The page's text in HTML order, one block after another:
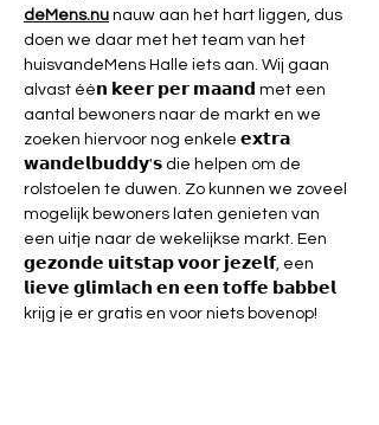
deMens.nu nauw aan het hart liggen, dus
doen we daar met het team van het
huisvandeMens Halle iets aan. Wij gaan
alvast éé𝗻 𝗸𝗲𝗲𝗿 𝗽𝗲𝗿 𝗺𝗮𝗮𝗻𝗱 met een
aantal bewoners naar de markt en we
zoeken hiervoor nog enkele 𝗲𝘅𝘁𝗿𝗮
𝘄𝗮𝗻𝗱𝗲𝗹𝗯𝘂𝗱𝗱𝘆'𝘀 die helpen om de
rolstoelen te duwen. Zo kunnen we zoveel
mogelijk bewoners laten genieten van
een uitje naar de wekelijkse markt. Een
𝗴𝗲𝘇𝗼𝗻𝗱𝗲 𝘂𝗶𝘁𝘀𝘁𝗮𝗽 𝘃𝗼𝗼𝗿 𝗷𝗲𝘇𝗲𝗹𝗳, een
𝗹𝗶𝗲𝘃𝗲 𝗴𝗹𝗶𝗺𝗹𝗮𝗰𝗵 𝗲𝗻 𝗲𝗲𝗻 𝘁𝗼𝗳𝗳𝗲 𝗯𝗮𝗯𝗯𝗲𝗹
krijg je er gratis en voor niets bovenop!